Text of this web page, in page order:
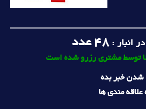
انبار :48 عدد
توسط مشتری رزرو شده است
خبر بده
علاقه مندی ها